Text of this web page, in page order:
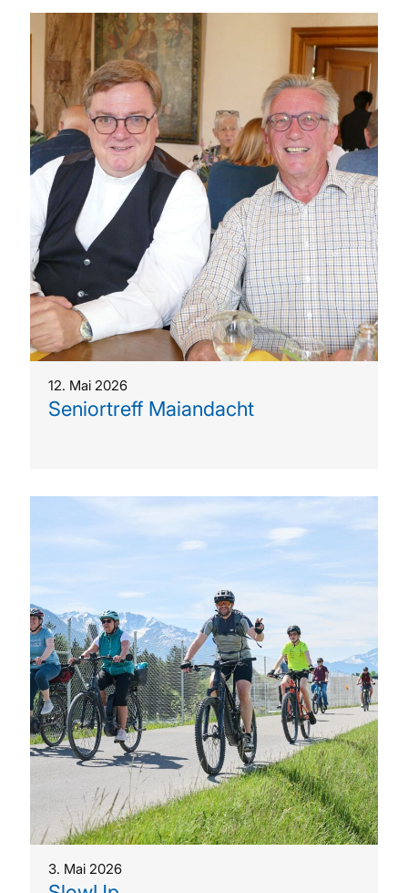
12. Mai 2026
Seniortreff Maiandacht
3. Mai 2026